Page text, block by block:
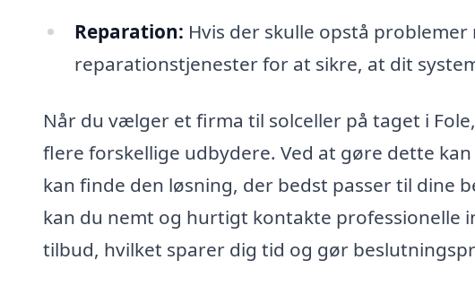
Reparation: Hvis der skulle opstå
reparationstjenester for at sikre, at dit
Når du vælger et firma til solceller på taget i
flere forskellige udbydere. Ved at gøre dette
kan finde den løsning, der bedst passer til dine
kan du nemt og hurtigt kontakte professionelle
tilbud, hvilket sparer dig tid og gør